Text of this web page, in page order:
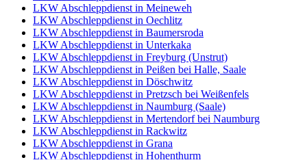
LKW Abschleppdienst in Meineweh
LKW Abschleppdienst in Oechlitz
LKW Abschleppdienst in Baumersroda
LKW Abschleppdienst in Unterkaka
LKW Abschleppdienst in Freyburg (Unstrut)
LKW Abschleppdienst in Peißen bei Halle, Saale
LKW Abschleppdienst in Döschwitz
LKW Abschleppdienst in Pretzsch bei Weißenfels
LKW Abschleppdienst in Naumburg (Saale)
LKW Abschleppdienst in Mertendorf bei Naumburg
LKW Abschleppdienst in Rackwitz
LKW Abschleppdienst in Grana
LKW Abschleppdienst in Hohenthurm